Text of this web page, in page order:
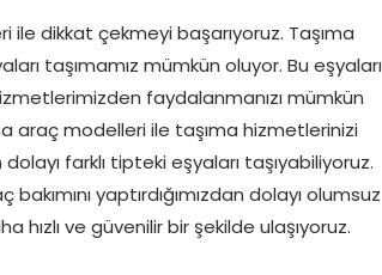
dikkat çekmeyi başarıyoruz. Taşıma
taşımamız mümkün oluyor. Bu eşyaları
faydalanmanızı mümkün
araç modelleri ile taşıma hizmetlerinizi
farklı tipteki eşyaları taşıyabiliyoruz.
yaptırdığımızdan dolayı olumsuz
ve güvenilir bir şekilde ulaşıyoruz.